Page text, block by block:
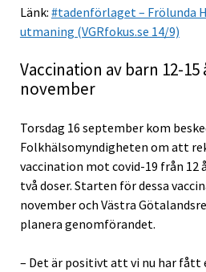
Länk: #tadenförlaget – Frölunda
utmaning (VGRfokus.se 14/9)
Vaccination av barn 12-
november
Torsdag 16 september kom
Folkhälsomyndigheten om att
vaccination mot covid-19 från 12
två doser. Starten för dessa
november och Västra
planera genomförandet.
– Det är positivt att vi nu har fått